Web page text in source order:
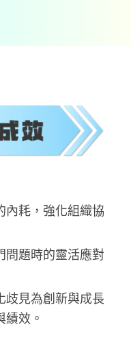
內耗，強化組織協
問題時的靈活應對
歧見為創新與成長
效。